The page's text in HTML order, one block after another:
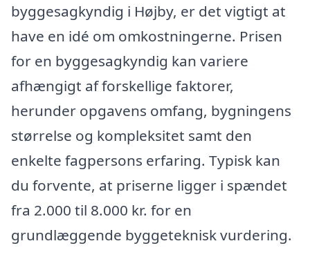
byggesagkyndig i Højby, er det vigtigt at
have en idé om omkostningerne. Prisen
for en byggesagkyndig kan variere
afhængigt af forskellige faktorer,
herunder opgavens omfang, bygningens
størrelse og kompleksitet samt den
enkelte fagpersons erfaring. Typisk kan
du forvente, at priserne ligger i spændet
fra 2.000 til 8.000 kr. for en
grundlæggende byggeteknisk vurdering.